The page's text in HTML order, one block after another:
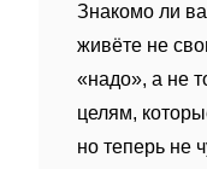
Знакомо ли
живёте не
«надо», а не
целям,
но теперь не